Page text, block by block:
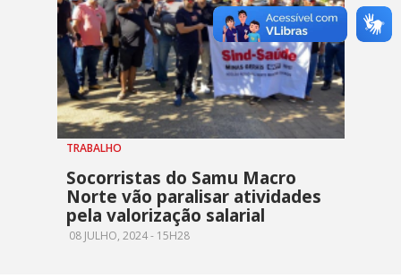
TRABALHO
Socorristas do Samu Macro
Norte vão paralisar atividades
pela valorização salarial
08 JULHO, 2024 - 15H28